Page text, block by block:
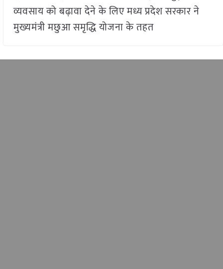
व्यवसाय को बढ़ावा देने के लिए मध्य प्रदेश सरकार ने
मुख्यमंत्री मछुआ समृद्धि योजना के तहत